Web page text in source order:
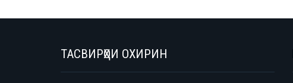
ТАСВИРҲОИ ОХИРИН